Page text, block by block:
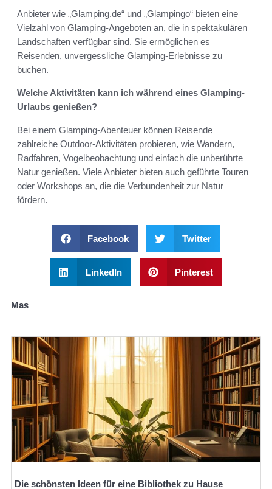
Anbieter wie „Glamping.de“ und „Glampingo“ bieten eine
Vielzahl von Glamping-Angeboten an, die in spektakulären
Landschaften verfügbar sind. Sie ermöglichen es
Reisenden, unvergessliche Glamping-Erlebnisse zu
buchen.
Welche Aktivitäten kann ich während eines Glamping-
Urlaubs genießen?
Bei einem Glamping-Abenteuer können Reisende
zahlreiche Outdoor-Aktivitäten probieren, wie Wandern,
Radfahren, Vogelbeobachtung und einfach die unberührte
Natur genießen. Viele Anbieter bieten auch geführte Touren
oder Workshops an, die die Verbundenheit zur Natur
fördern.
Facebook Twitter
LinkedIn Pinterest
Mas
Die schönsten Ideen für eine Bibliothek zu Hause